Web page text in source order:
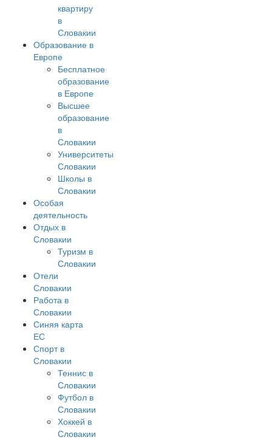
квартиру
в
Словакии
Образование в
Европе
Бесплатное
образование
в Европе
Высшее
образование
в
Словакии
Университеты
Словакии
Школы в
Словакии
Особая
деятельность
Отдых в
Словакии
Туризм в
Словакии
Отели
Словакии
Работа в
Словакии
Синяя карта
ЕС
Спорт в
Словакии
Теннис в
Словакии
Футбол в
Словакии
Хоккей в
Словакии